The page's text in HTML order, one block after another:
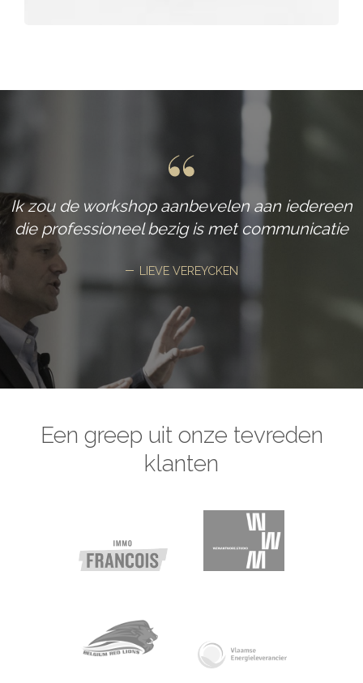
Ik zou de workshop aanbevelen aan iedereen
die professioneel bezig is met communicatie
LIEVE VEREYCKEN
Een greep uit onze tevreden
klanten